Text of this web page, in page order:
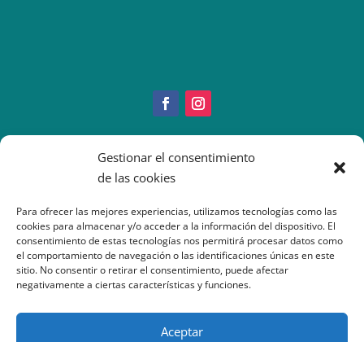
Gestionar el consentimiento
de las cookies
Para ofrecer las mejores experiencias, utilizamos tecnologías como las
cookies para almacenar y/o acceder a la información del dispositivo. El
consentimiento de estas tecnologías nos permitirá procesar datos como
el comportamiento de navegación o las identificaciones únicas en este
sitio. No consentir o retirar el consentimiento, puede afectar
negativamente a ciertas características y funciones.
Aceptar
Copyright © 2022 IMEOInformación Paciente
Imeo. Aviso legal|Politica Cookies